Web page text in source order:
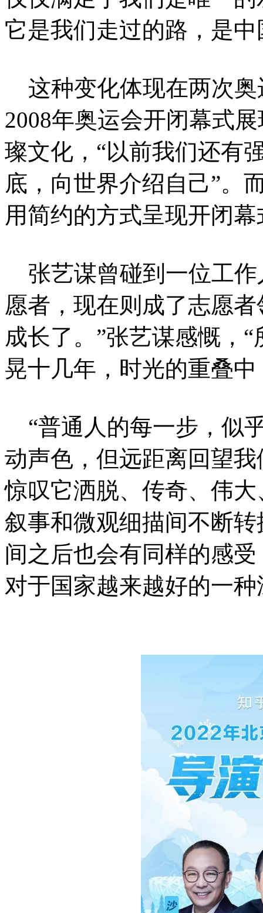
它是我们走过的路，是
这种变化体现在两次奥
2008年奥运会开闭幕式
璨文化，“以前我们还有
底，向世界介绍自己”。
用简约的方式呈现开闭
张艺谋曾碰到一位工作
愿者，现在则成了志愿
成长了。”张艺谋感慨，
晃十几年，时光的重叠
“普通人的每一步，似
动声色，但远距离回望
惊叹它洒脱、传奇、伟
叙事和微观细描间不断
间之后也会有同样的感
对于国家越来越好的一种